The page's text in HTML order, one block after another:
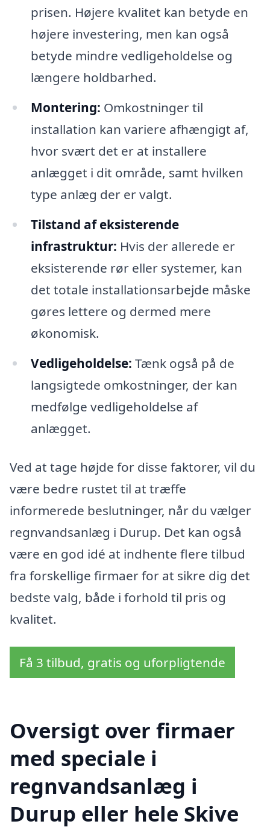
prisen. Højere kvalitet kan betyde en
højere investering, men kan også
betyde mindre vedligeholdelse og
længere holdbarhed.
Montering: Omkostninger til
installation kan variere afhængigt af,
hvor svært det er at installere
anlægget i dit område, samt hvilken
type anlæg der er valgt.
Tilstand af eksisterende
infrastruktur: Hvis der allerede er
eksisterende rør eller systemer, kan
det totale installationsarbejde måske
gøres lettere og dermed mere
økonomisk.
Vedligeholdelse: Tænk også på de
langsigtede omkostninger, der kan
medfølge vedligeholdelse af
anlægget.
Ved at tage højde for disse faktorer, vil du
være bedre rustet til at træffe
informerede beslutninger, når du vælger
regnvandsanlæg i Durup. Det kan også
være en god idé at indhente flere tilbud
fra forskellige firmaer for at sikre dig det
bedste valg, både i forhold til pris og
kvalitet.
Få 3 tilbud, gratis og uforpligtende
Oversigt over firmaer
med speciale i
regnvandsanlæg i
Durup eller hele Skive